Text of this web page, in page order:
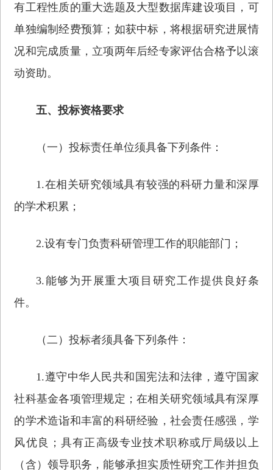
有工程性质的重大选题及大型数据库建设项目，可
单独编制经费预算；如获中标，将根据研究进展情
况和完成质量，立项两年后经专家评估合格予以滚
动资助。
五、投标资格要求
（一）投标责任单位须具备下列条件：
1.在相关研究领域具有较强的科研力量和深厚
的学术积累；
2.设有专门负责科研管理工作的职能部门；
3.能够为开展重大项目研究工作提供良好条
件。
（二）投标者须具备下列条件：
1.遵守中华人民共和国宪法和法律，遵守国家
社科基金各项管理规定；在相关研究领域具有深厚
的学术造诣和丰富的科研经验，社会责任感强，学
风优良；具有正高级专业技术职称或厅局级以上
（含）领导职务，能够承担实质性研究工作并担负